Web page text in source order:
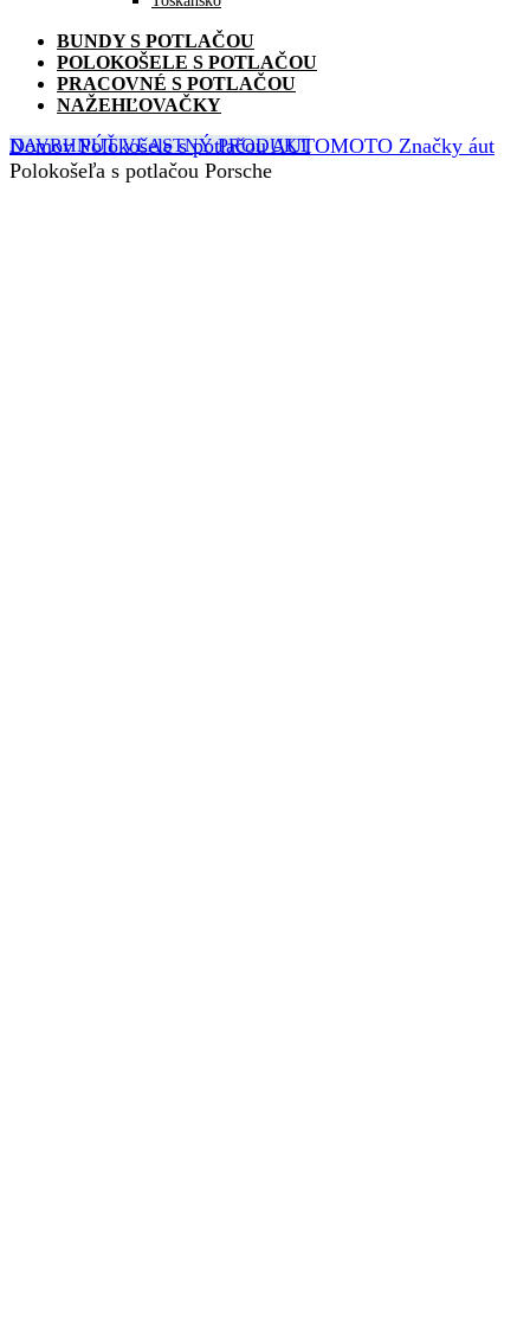
BUNDY S POTLAČOU
POLOKOŠELE S POTLAČOU
PRACOVNÉ S POTLAČOU
NAŽEHĽOVAČKY
NAVRHNÚŤ VLASTNÝ PRODUKT
DomovPolokošele s potlačouAUTOMOTO Značky áut
Polokošeľa s potlačou Porsche